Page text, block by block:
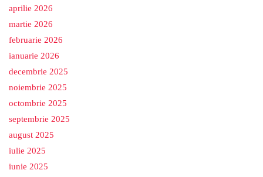
aprilie 2026
martie 2026
februarie 2026
ianuarie 2026
decembrie 2025
noiembrie 2025
octombrie 2025
septembrie 2025
august 2025
iulie 2025
iunie 2025